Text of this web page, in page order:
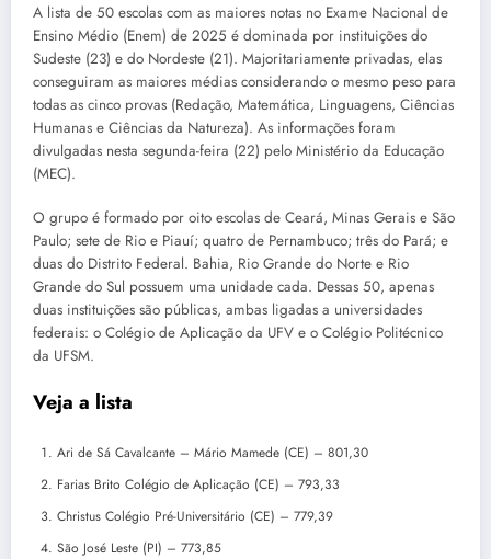
A lista de 50 escolas com as maiores notas no Exame Nacional de
Ensino Médio (Enem) de 2025 é dominada por instituições do
Sudeste (23) e do Nordeste (21). Majoritariamente privadas, elas
conseguiram as maiores médias considerando o mesmo peso para
todas as cinco provas (Redação, Matemática, Linguagens, Ciências
Humanas e Ciências da Natureza). As informações foram
divulgadas nesta segunda-feira (22) pelo Ministério da Educação
(MEC).
O grupo é formado por oito escolas de Ceará, Minas Gerais e São
Paulo; sete de Rio e Piauí; quatro de Pernambuco; três do Pará; e
duas do Distrito Federal. Bahia, Rio Grande do Norte e Rio
Grande do Sul possuem uma unidade cada. Dessas 50, apenas
duas instituições são públicas, ambas ligadas a universidades
federais: o Colégio de Aplicação da UFV e o Colégio Politécnico
da UFSM.
Veja a lista
Ari de Sá Cavalcante – Mário Mamede (CE) – 801,30
Farias Brito Colégio de Aplicação (CE) – 793,33
Christus Colégio Pré-Universitário (CE) – 779,39
São José Leste (PI) – 773,85